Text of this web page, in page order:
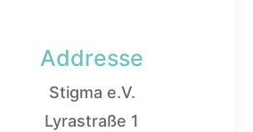
Addresse
Stigma e.V.
Lyrastraße 1